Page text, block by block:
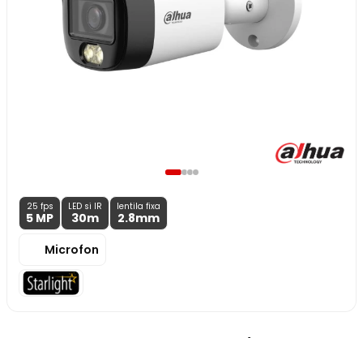
25 fps
5 MP
LED si IR
30m
lentila fixa
2.8mm
Microfon